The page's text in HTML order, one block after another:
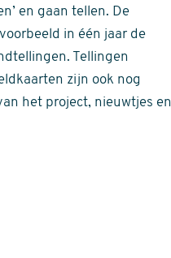
en gaan tellen. De
in één jaar de
Tellingen
zijn ook nog
het project, nieuwtjes en